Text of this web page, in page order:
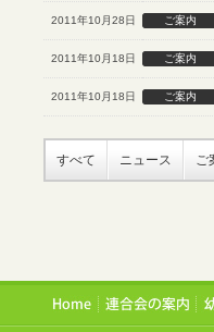
2011年10月28日 ご案内
2011年10月18日 ご案内
2011年10月18日 ご案内
すべて ニュース ご